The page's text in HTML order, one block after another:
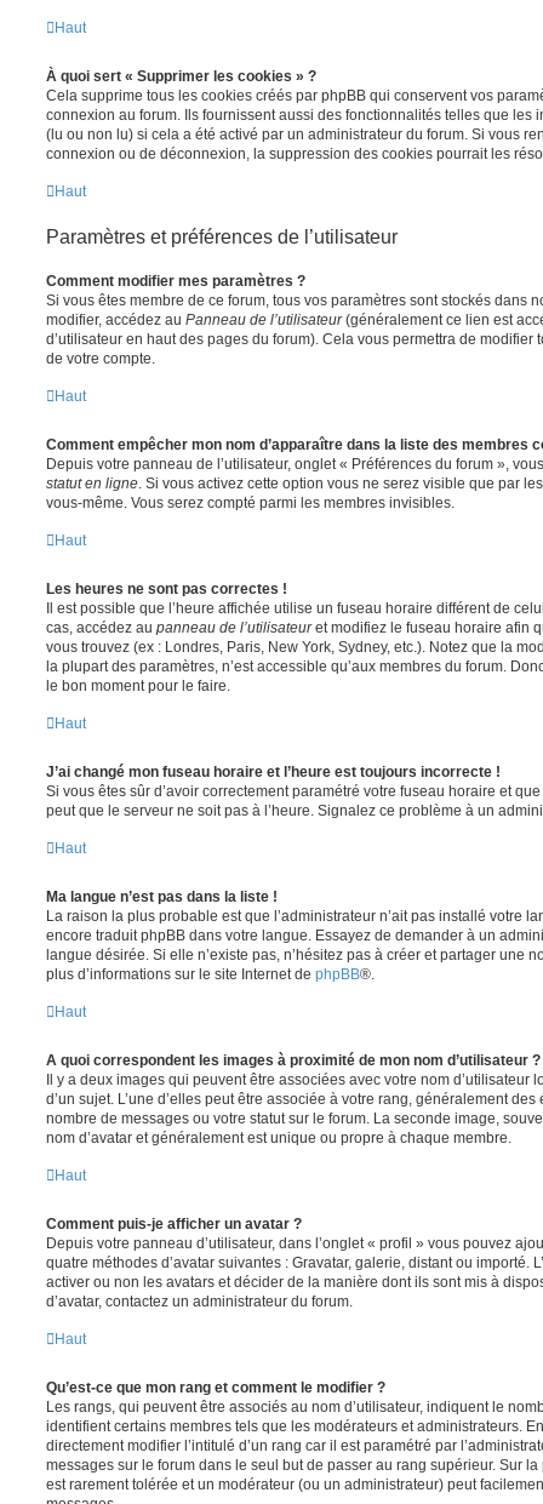
Haut
À quoi sert « Supprimer les cookies » ?
Cela supprime tous les cookies créés par phpBB qui conservent vos
connexion au forum. Ils fournissent aussi des fonctionnalités telles que les
(lu ou non lu) si cela a été activé par un administrateur du forum. Si vous
connexion ou de déconnexion, la suppression des cookies pourrait les
Haut
Paramètres et préférences de l’utilisateur
Comment modifier mes paramètres ?
Si vous êtes membre de ce forum, tous vos paramètres sont stockés dans
modifier, accédez au Panneau de l’utilisateur(généralement ce lien est
d’utilisateur en haut des pages du forum). Cela vous permettra de modifier
de votre compte.
Haut
Comment empêcher mon nom d’apparaître dans la liste des membres
Depuis votre panneau de l’utilisateur, onglet « Préférences du forum »,
statut en ligne . Si vous activez cette option vous ne serez visible que par
vous-même. Vous serez compté parmi les membres invisibles.
Haut
Les heures ne sont pas correctes !
Il est possible que l’heure affichée utilise un fuseau horaire différent de
cas, accédez au panneau de l’utilisateuret modifiez le fuseau horaire afin
vous trouvez (ex : Londres, Paris, New York, Sydney, etc.). Notez que la
la plupart des paramètres, n’est accessible qu’aux membres du forum.
le bon moment pour le faire.
Haut
J’ai changé mon fuseau horaire et l’heure est toujours incorrecte !
Si vous êtes sûr d’avoir correctement paramétré votre fuseau horaire et
peut que le serveur ne soit pas à l’heure. Signalez ce problème à un
Haut
Ma langue n’est pas dans la liste !
La raison la plus probable est que l’administrateur n’ait pas installé votre
encore traduit phpBB dans votre langue. Essayez de demander à un
langue désirée. Si elle n’existe pas, n’hésitez pas à créer et partager une
plus d’informations sur le site Internet de phpBB®.
Haut
A quoi correspondent les images à proximité de mon nom d’utilisateur ?
Il y a deux images qui peuvent être associées avec votre nom d’utilisateur
d’un sujet. L’une d’elles peut être associée à votre rang, généralement
nombre de messages ou votre statut sur le forum. La seconde image,
nom d’avatar et généralement est unique ou propre à chaque membre.
Haut
Comment puis-je afficher un avatar ?
Depuis votre panneau d’utilisateur, dans l’onglet « profil » vous pouvez
quatre méthodes d’avatar suivantes : Gravatar, galerie, distant ou importé.
activer ou non les avatars et décider de la manière dont ils sont mis à
d’avatar, contactez un administrateur du forum.
Haut
Qu’est-ce que mon rang et comment le modifier ?
Les rangs, qui peuvent être associés au nom d’utilisateur, indiquent le
identifient certains membres tels que les modérateurs et administrateurs.
directement modifier l’intitulé d’un rang car il est paramétré par
messages sur le forum dans le seul but de passer au rang supérieur. Sur
est rarement tolérée et un modérateur (ou un administrateur) peut